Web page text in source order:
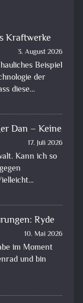
Kraftwerke
3. August 2026
Beispiel
der
diese…
Dan – Keine
17. Juli 2026
Kann ich so
Ryde
10. Mai 2026
im Moment
und bin